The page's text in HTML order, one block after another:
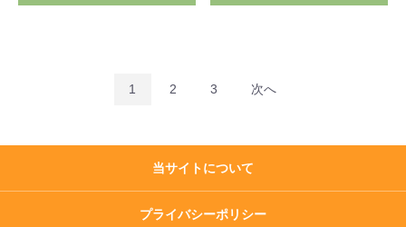
1 2 3 次へ
当サイトについて
プライバシーポリシー